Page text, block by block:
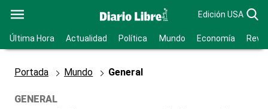
Edición USA
Última Hora Actualidad Política Mundo Economía
Portada Mundo General
GENERAL